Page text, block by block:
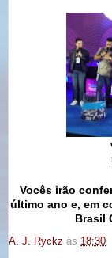
Vocês irão
último ano e, em
Brasil
A. J. Ryckz às 18:30